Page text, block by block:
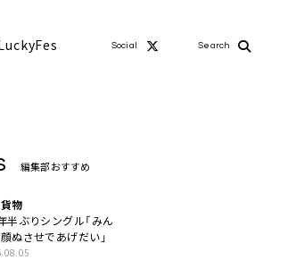
Social Search
編集部おすすめ
物
半ぶりシングル「みん
ぬさせであげだい」